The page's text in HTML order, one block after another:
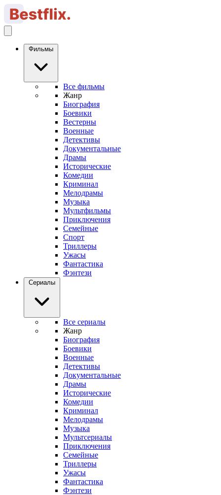
Фильмы
Все фильмы
Жанр
Биография
Боевики
Вестерны
Военные
Детективы
Документальные
Драмы
Исторические
Комедии
Криминал
Мелодрамы
Музыка
Мультфильмы
Приключения
Семейные
Спорт
Триллеры
Ужасы
Фантастика
Фэнтези
Сериалы
Все сериалы
Жанр
Биография
Боевики
Военные
Детективы
Документальные
Драмы
Исторические
Комедии
Криминал
Мелодрамы
Музыка
Мультсериалы
Приключения
Семейные
Триллеры
Ужасы
Фантастика
Фэнтези